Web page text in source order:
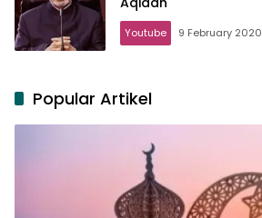
Youtube 9 February 2020
Popular Artikel